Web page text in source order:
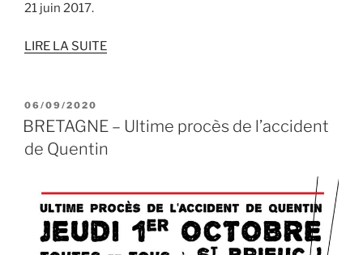
21 juin 2017.
LIRE LA SUITE
PUBLIÉ
LE
06/09/2020
BRETAGNE – Ultime procès de l’accident
de Quentin